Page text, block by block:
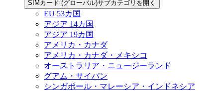
SIMカード (グローバル)サブカテゴリを開く
EU 53カ国
アジア 14カ国
アジア 19カ国
アメリカ・カナダ
アメリカ・カナダ・メキシコ
オーストラリア・ニュージーランド
グアム・サイパン
シンガポール・マレーシア・インドネシア